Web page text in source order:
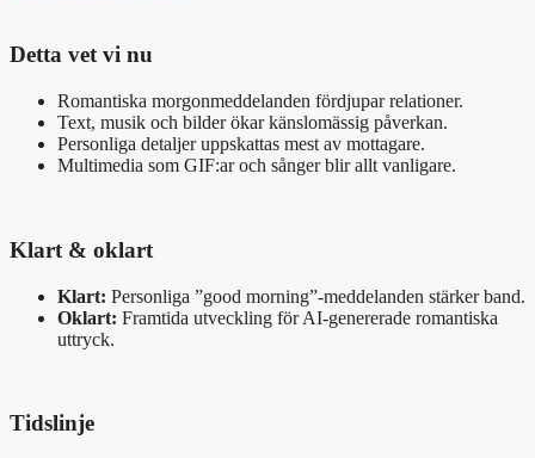
Detta vet vi nu
Romantiska morgonmeddelanden fördjupar relationer.
Text, musik och bilder ökar känslomässig påverkan.
Personliga detaljer uppskattas mest av mottagare.
Multimedia som GIF:ar och sånger blir allt vanligare.
Klart & oklart
Klart: Personliga ”good morning”-meddelanden stärker band.
Oklart: Framtida utveckling för AI-genererade romantiska
uttryck.
Tidslinje